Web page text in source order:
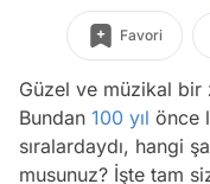
Favori
Güzel ve müzikal bir
Bundan 100 yıl önce
sıralardaydı, hangi
musunuz? İşte tam